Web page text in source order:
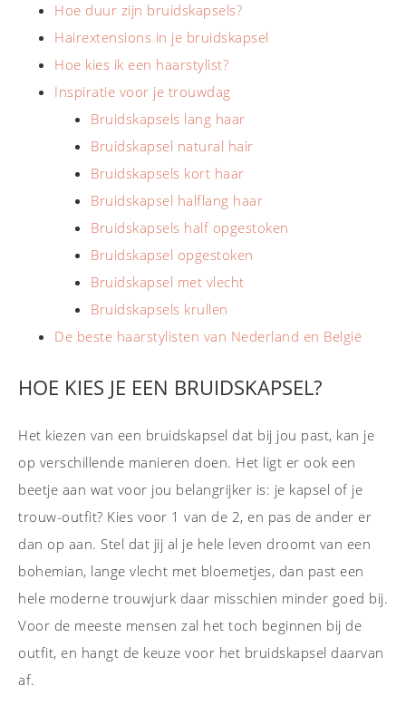
Hoe duur zijn bruidskapsels?
Hairextensions in je bruidskapsel
Hoe kies ik een haarstylist?
Inspiratie voor je trouwdag
Bruidskapsels lang haar
Bruidskapsel natural hair
Bruidskapsels kort haar
Bruidskapsel halflang haar
Bruidskapsels half opgestoken
Bruidskapsel opgestoken
Bruidskapsel met vlecht
Bruidskapsels krullen
De beste haarstylisten van Nederland en België
HOE KIES JE EEN BRUIDSKAPSEL?
Het kiezen van een bruidskapsel dat bij jou past, kan je
op verschillende manieren doen. Het ligt er ook een
beetje aan wat voor jou belangrijker is: je kapsel of je
trouw-outfit? Kies voor 1 van de 2, en pas de ander er
dan op aan. Stel dat jij al je hele leven droomt van een
bohemian, lange vlecht met bloemetjes, dan past een
hele moderne trouwjurk daar misschien minder goed bij.
Voor de meeste mensen zal het toch beginnen bij de
outfit, en hangt de keuze voor het bruidskapsel daarvan
af.